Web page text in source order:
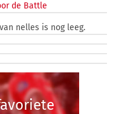
de Battle
nelles is nog leeg.